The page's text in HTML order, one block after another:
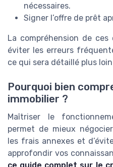
nécessaires.
Signer l’offre de prêt
La compréhension de
éviter les erreurs
ce qui sera détaillé plus
Pourquoi bien
immobilier ?
Maîtriser le
permet de mieux
les frais annexes et
approfondir vos